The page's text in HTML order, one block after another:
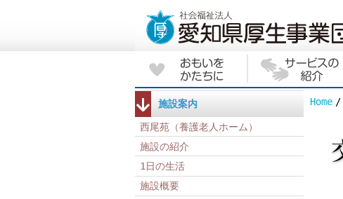
Home
施設案内
西尾苑（養護老人ホーム）
施設の紹介
1日の生活
施設概要